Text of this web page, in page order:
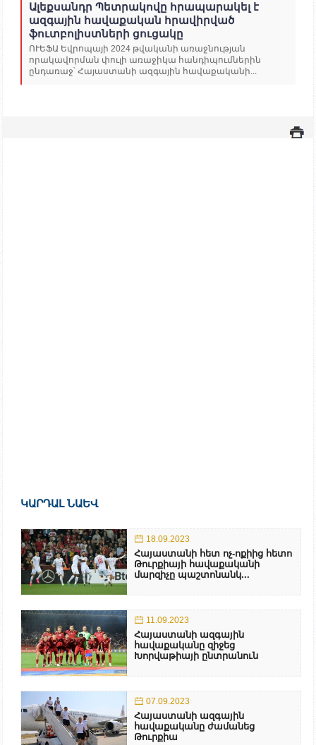
Ալեքսանդր Պետրակովը հրապարակել է
ազգային հավաքական հրավիրված
ֆուտբոլիստների ցուցակը
ՈՒԵՖԱ Եվրոպայի 2024 թվականի առաջնության
որակավորման փուլի առաջիկա հանդիպումներին
ընդառաջ՝ Հայաստանի ազգային հավաքականի...
ԿԱՐԴԱԼ ՆԱԵՎ
18.09.2023
Հայաստանի հետ ոչ-ոքիից հետո
Թուրքիայի հավաքականի
մարզիչը պաշտոնանկ...
11.09.2023
Հայաստանի ազգային
հավաքականը զիջեց
Խորվաթիայի ընտրանուն
07.09.2023
Հայաստանի ազգային
հավաքականը ժամանեց
Թուրքիա